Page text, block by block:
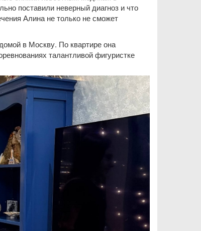
поставили неверный диагноз и что
Алина не только не сможет
в Москву. По квартире она
талантливой фигуристке